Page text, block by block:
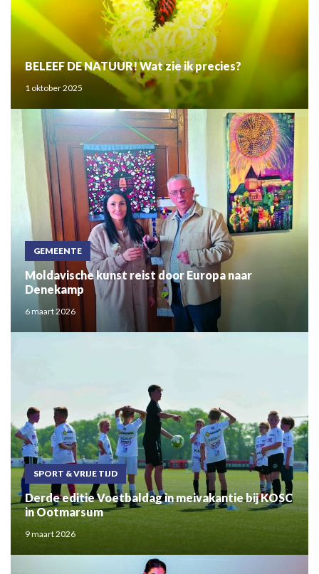
BELEEF DE NATUUR! Wat zie ik precies?
1 oktober 2025
GEMEENTE
Moldavische kunst reist door Europa naar
Denekamp
6 maart 2026
SPORT & VRIJE TIJD
Derde editie Voetbaldag in meivakantie bij KOSC
in Ootmarsum
9 maart 2026